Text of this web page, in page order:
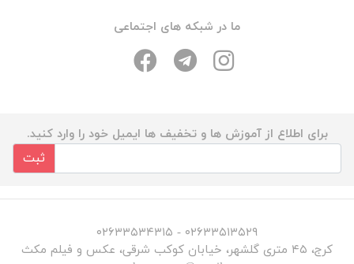
ما در شبکه های اجتماعی
برای اطلاع از آموزش ها و تخفیف ها ایمیل خود را وارد کنید.
ثبت
۰۲۶۳۳۵۱۳۵۲۹ - ۰۲۶۳۳۵۳۴۳۱۵
کرج، ۴۵ متری گلشهر، خیابان کوکب شرقی، عکس و فیلم مکث